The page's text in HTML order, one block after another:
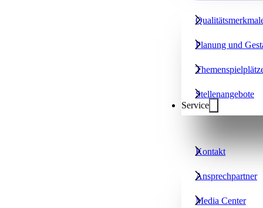
Planung und
Stellenangebote
Service
Kontakt
Ansprechpartner
Media Center